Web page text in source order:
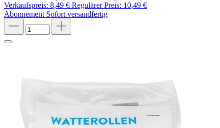
Verkaufspreis: 8,49 € Regulärer Preis: 10,49 €
Abonnement Sofort versandfertig